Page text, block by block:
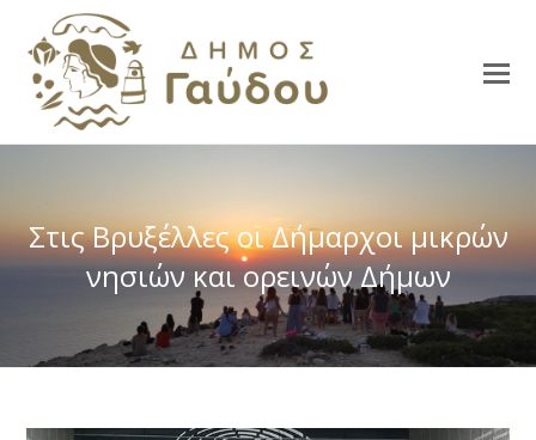
Στις Βρυξέλλες οι Δήμαρχοι μικρών
νησιών και ορεινών Δήμων